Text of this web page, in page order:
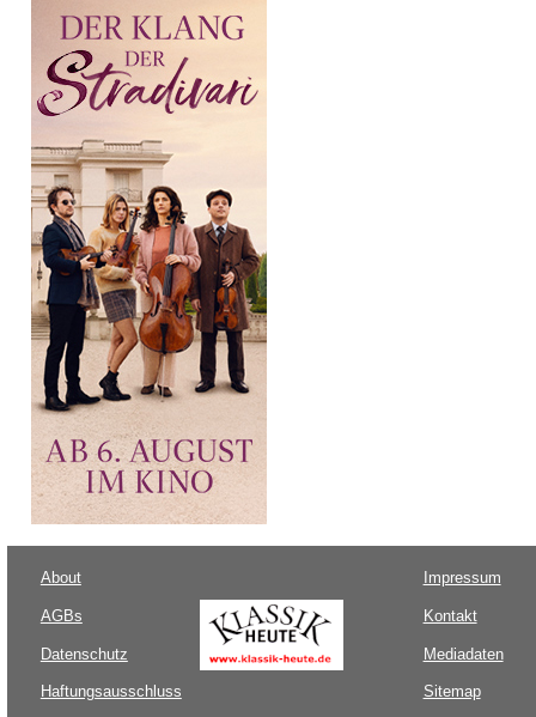
About
AGBs
Datenschutz
Haftungsausschluss
Impressum
Kontakt
Mediadaten
Sitemap